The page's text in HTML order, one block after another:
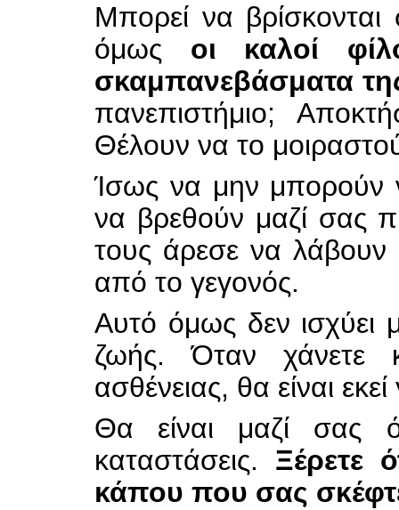
Μπορεί να
όμως οι καλοί
σκαμπανεβάσματα
πανεπιστήμιο;
Θέλουν να το
Ίσως να μην μπορούν
να βρεθούν μαζί σας
τους άρεσε να λάβουν
από το γεγονός.
Αυτό όμως δεν ισχύει
ζωής. Όταν χάνετε
ασθένειας, θα είναι
Θα είναι μαζί σας
καταστάσεις. Ξέρετε
κάπου που σας